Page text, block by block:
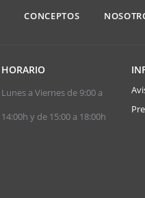
CONCEPTOS
HORARIO
Lunes a Viernes de 9:00 a
14:00h y de 15:00 a 18:00h